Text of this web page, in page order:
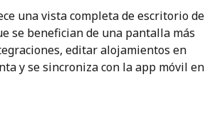
una vista completa de escritorio de
se benefician de una pantalla más
editar alojamientos en
y se sincroniza con la app móvil en